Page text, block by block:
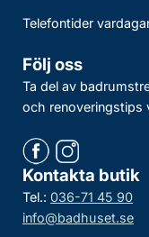
Telefontider
Följ oss
Ta del av
och renoveringstips
Kontakta butik
Tel.: 036-71 45 90
info@badhuset.se